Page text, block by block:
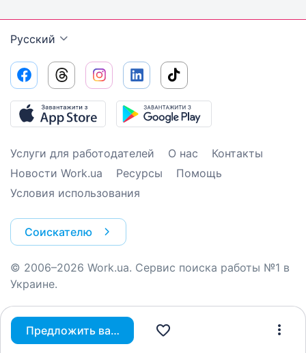
Предложить вакансию
Русский
Услуги для работодателей О нас
Контакты
Новости Work.ua
Ресурсы
Помощь
Условия использования
Соискателю
© 2006–2026 Work.ua. Сервис поиска работы №1 в
Украине.